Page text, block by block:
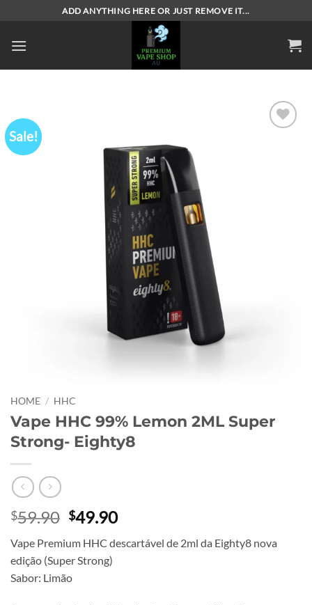
content
ADD ANYTHING HERE OR JUST REMOVE IT...
Sale!
HOME / HHC
Vape HHC 99% Lemon 2ML Super
Strong- Eighty8
$59.90 Original
was:
$59.90.
$49.90Current
is:
Vape Premium HHC descartável de 2ml da Eighty8 nova
edição (Super Strong)
Sabor: Limão